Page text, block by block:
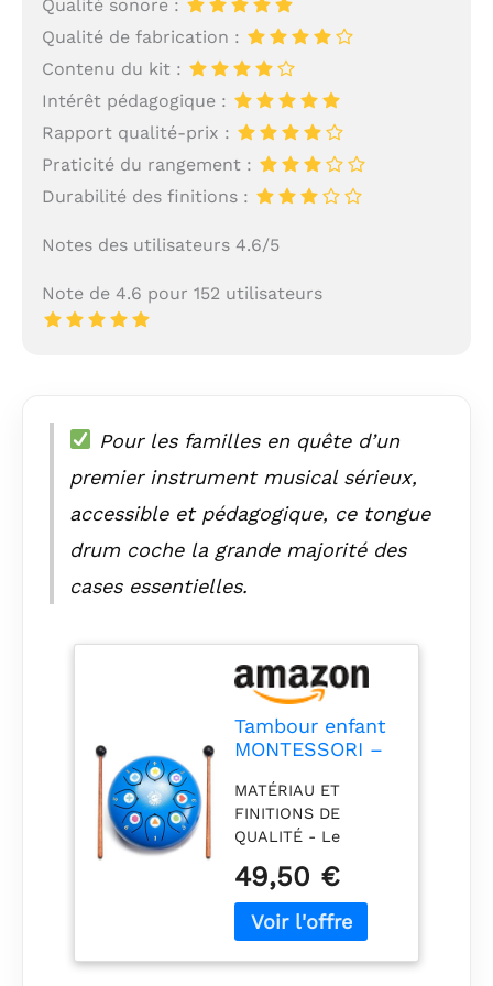
Qualité sonore :
Qualité de fabrication :
Contenu du kit :
Intérêt pédagogique :
Rapport qualité-prix :
Praticité du rangement :
Durabilité des finitions :
Notes des utilisateurs 4.6/5
Note de 4.6 pour 152 utilisateurs
Pour les familles en quête d’un
premier instrument musical sérieux,
accessible et pédagogique, ce tongue
drum coche la grande majorité des
cases essentielles.
Tambour enfant
MONTESSORI –
Instruments de
musique pour
enfants –
Handpan à 8
notes, éducatif
et facile à jouer
– Instrument de
percussion –
MATÉRIAU ET
FINITIONS DE
QUALITÉ - Le
drum (handpan) en
acier-titane, accordé
à la main, produit
49,50 €